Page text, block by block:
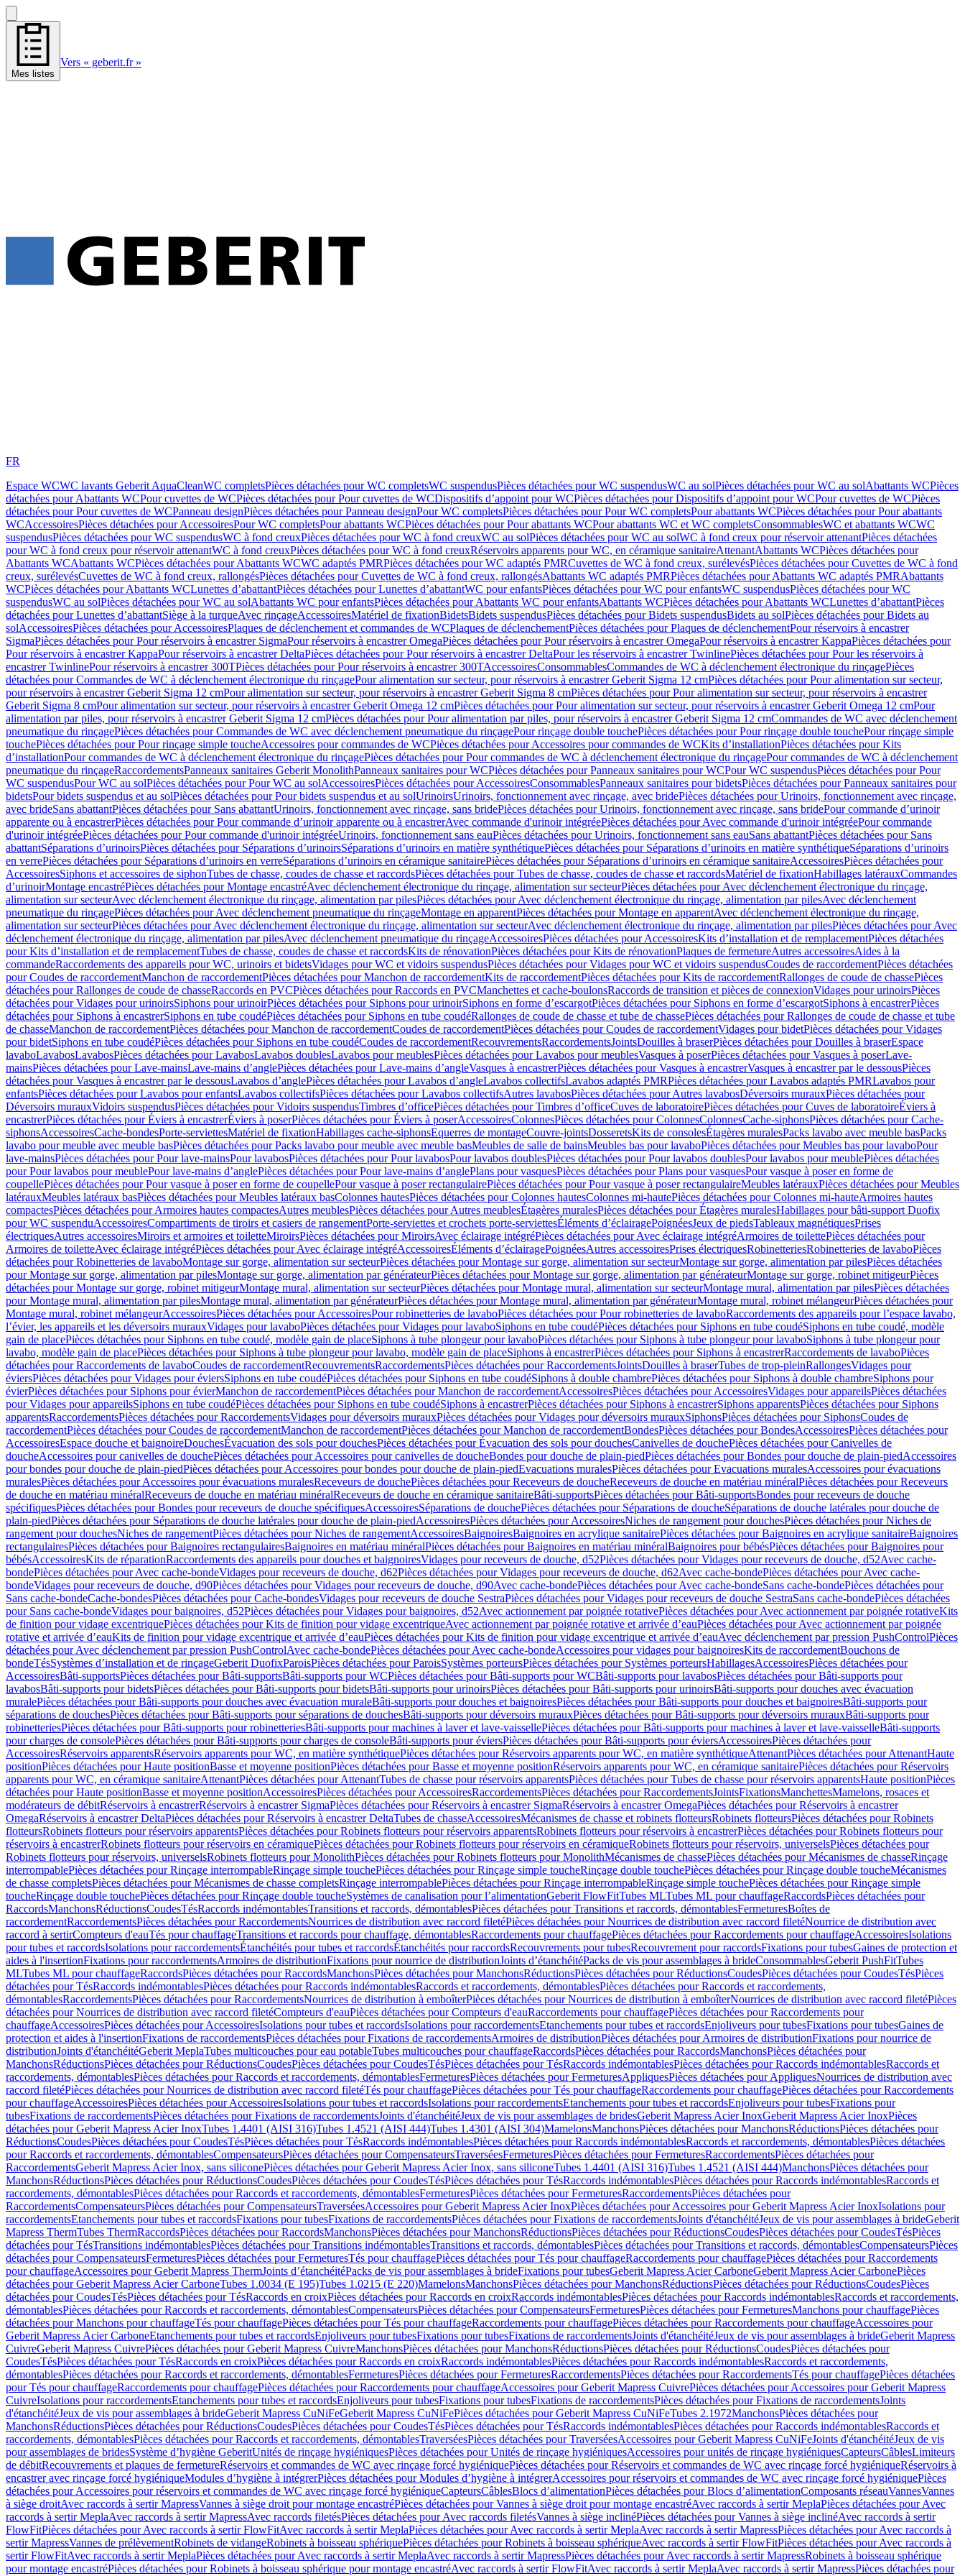
Mes listes
Vers « geberit.fr »
FR
Espace WCWC lavants Geberit AquaCleanWC completsPièces détachées pour WC completsWC suspendusPièces détachées pour WC suspendusWC au solPièces détachées pour WC au solAbattants WCPièces
détachées pour Abattants WCPour cuvettes de WCPièces détachées pour Pour cuvettes de WCDispositifs d’appoint pour WCPièces détachées pour Dispositifs d’appoint pour WCPour cuvettes de WCPièces
détachées pour Pour cuvettes de WCPanneau designPièces détachées pour Panneau designPour WC completsPièces détachées pour Pour WC completsPour abattants WCPièces détachées pour Pour abattants
WCAccessoiresPièces détachées pour AccessoiresPour WC completsPour abattants WCPièces détachées pour Pour abattants WCPour abattants WC et WC completsConsommablesWC et abattants WCWC
suspendusPièces détachées pour WC suspendusWC à fond creuxPièces détachées pour WC à fond creuxWC au solPièces détachées pour WC au solWC à fond creux pour réservoir attenantPièces détachées
pour WC à fond creux pour réservoir attenantWC à fond creuxPièces détachées pour WC à fond creuxRéservoirs apparents pour WC, en céramique sanitaireAttenantAbattants WCPièces détachées pour
Abattants WCAbattants WCPièces détachées pour Abattants WCWC adaptés PMRPièces détachées pour WC adaptés PMRCuvettes de WC à fond creux, surélevésPièces détachées pour Cuvettes de WC à fond
creux, surélevésCuvettes de WC à fond creux, rallongésPièces détachées pour Cuvettes de WC à fond creux, rallongésAbattants WC adaptés PMRPièces détachées pour Abattants WC adaptés PMRAbattants
WCPièces détachées pour Abattants WCLunettes d’abattantPièces détachées pour Lunettes d’abattantWC pour enfantsPièces détachées pour WC pour enfantsWC suspendusPièces détachées pour WC
suspendusWC au solPièces détachées pour WC au solAbattants WC pour enfantsPièces détachées pour Abattants WC pour enfantsAbattants WCPièces détachées pour Abattants WCLunettes d’abattantPièces
détachées pour Lunettes d’abattantSiège à la turqueAvec rinçageAccessoiresMatériel de fixationBidetsBidets suspendusPièces détachées pour Bidets suspendusBidets au solPièces détachées pour Bidets au
solAccessoiresPièces détachées pour AccessoiresPlaques de déclenchement et commandes de WCPlaques de déclenchementPièces détachées pour Plaques de déclenchementPour réservoirs à encastrer
SigmaPièces détachées pour Pour réservoirs à encastrer SigmaPour réservoirs à encastrer OmegaPièces détachées pour Pour réservoirs à encastrer OmegaPour réservoirs à encastrer KappaPièces détachées pour
Pour réservoirs à encastrer KappaPour réservoirs à encastrer DeltaPièces détachées pour Pour réservoirs à encastrer DeltaPour les réservoirs à encastrer TwinlinePièces détachées pour Pour les réservoirs à
encastrer TwinlinePour réservoirs à encastrer 300TPièces détachées pour Pour réservoirs à encastrer 300TAccessoiresConsommablesCommandes de WC à déclenchement électronique du rinçagePièces
détachées pour Commandes de WC à déclenchement électronique du rinçagePour alimentation sur secteur, pour réservoirs à encastrer Geberit Sigma 12 cmPièces détachées pour Pour alimentation sur secteur,
pour réservoirs à encastrer Geberit Sigma 12 cmPour alimentation sur secteur, pour réservoirs à encastrer Geberit Sigma 8 cmPièces détachées pour Pour alimentation sur secteur, pour réservoirs à encastrer
Geberit Sigma 8 cmPour alimentation sur secteur, pour réservoirs à encastrer Geberit Omega 12 cmPièces détachées pour Pour alimentation sur secteur, pour réservoirs à encastrer Geberit Omega 12 cmPour
alimentation par piles, pour réservoirs à encastrer Geberit Sigma 12 cmPièces détachées pour Pour alimentation par piles, pour réservoirs à encastrer Geberit Sigma 12 cmCommandes de WC avec déclenchement
pneumatique du rinçagePièces détachées pour Commandes de WC avec déclenchement pneumatique du rinçagePour rinçage double touchePièces détachées pour Pour rinçage double touchePour rinçage simple
touchePièces détachées pour Pour rinçage simple toucheAccessoires pour commandes de WCPièces détachées pour Accessoires pour commandes de WCKits d’installationPièces détachées pour Kits
d’installationPour commandes de WC à déclenchement électronique du rinçagePièces détachées pour Pour commandes de WC à déclenchement électronique du rinçagePour commandes de WC à déclenchement
pneumatique du rinçageRaccordementsPanneaux sanitaires Geberit MonolithPanneaux sanitaires pour WCPièces détachées pour Panneaux sanitaires pour WCPour WC suspendusPièces détachées pour Pour
WC suspendusPour WC au solPièces détachées pour Pour WC au solAccessoiresPièces détachées pour AccessoiresConsommablesPanneaux sanitaires pour bidetsPièces détachées pour Panneaux sanitaires pour
bidetsPour bidets suspendus et au solPièces détachées pour Pour bidets suspendus et au solUrinoirsUrinoirs, fonctionnement avec rinçage, avec bridePièces détachées pour Urinoirs, fonctionnement avec rinçage,
avec brideSans abattantPièces détachées pour Sans abattantUrinoirs, fonctionnement avec rinçage, sans bridePièces détachées pour Urinoirs, fonctionnement avec rinçage, sans bridePour commande d’urinoir
apparente ou à encastrerPièces détachées pour Pour commande d’urinoir apparente ou à encastrerAvec commande d'urinoir intégréePièces détachées pour Avec commande d'urinoir intégréePour commande
d'urinoir intégréePièces détachées pour Pour commande d'urinoir intégréeUrinoirs, fonctionnement sans eauPièces détachées pour Urinoirs, fonctionnement sans eauSans abattantPièces détachées pour Sans
abattantSéparations d’urinoirsPièces détachées pour Séparations d’urinoirsSéparations d’urinoirs en matière synthétiquePièces détachées pour Séparations d’urinoirs en matière synthétiqueSéparations d’urinoirs
en verrePièces détachées pour Séparations d’urinoirs en verreSéparations d’urinoirs en céramique sanitairePièces détachées pour Séparations d’urinoirs en céramique sanitaireAccessoiresPièces détachées pour
AccessoiresSiphons et accessoires de siphonTubes de chasse, coudes de chasse et raccordsPièces détachées pour Tubes de chasse, coudes de chasse et raccordsMatériel de fixationHabillages latérauxCommandes
dʼurinoirMontage encastréPièces détachées pour Montage encastréAvec déclenchement électronique du rinçage, alimentation sur secteurPièces détachées pour Avec déclenchement électronique du rinçage,
alimentation sur secteurAvec déclenchement électronique du rinçage, alimentation par pilesPièces détachées pour Avec déclenchement électronique du rinçage, alimentation par pilesAvec déclenchement
pneumatique du rinçagePièces détachées pour Avec déclenchement pneumatique du rinçageMontage en apparentPièces détachées pour Montage en apparentAvec déclenchement électronique du rinçage,
alimentation sur secteurPièces détachées pour Avec déclenchement électronique du rinçage, alimentation sur secteurAvec déclenchement électronique du rinçage, alimentation par pilesPièces détachées pour Avec
déclenchement électronique du rinçage, alimentation par pilesAvec déclenchement pneumatique du rinçageAccessoiresPièces détachées pour AccessoiresKits d’installation et de remplacementPièces détachées
pour Kits d’installation et de remplacementTubes de chasse, coudes de chasse et raccordsKits de rénovationPièces détachées pour Kits de rénovationPlaques de fermetureAutres accessoiresAides à la
commandeRaccordements des appareils pour WC, urinoirs et bidetsVidages pour WC et vidoirs suspendusPièces détachées pour Vidages pour WC et vidoirs suspendusCoudes de raccordementPièces détachées
pour Coudes de raccordementManchon de raccordementPièces détachées pour Manchon de raccordementKits de raccordementPièces détachées pour Kits de raccordementRallonges de coude de chassePièces
détachées pour Rallonges de coude de chasseRaccords en PVCPièces détachées pour Raccords en PVCManchettes et cache-boulonsRaccords de transition et pièces de connexionVidages pour urinoirsPièces
détachées pour Vidages pour urinoirsSiphons pour urinoirPièces détachées pour Siphons pour urinoirSiphons en forme d’escargotPièces détachées pour Siphons en forme d’escargotSiphons à encastrerPièces
détachées pour Siphons à encastrerSiphons en tube coudéPièces détachées pour Siphons en tube coudéRallonges de coude de chasse et tube de chassePièces détachées pour Rallonges de coude de chasse et tube
de chasseManchon de raccordementPièces détachées pour Manchon de raccordementCoudes de raccordementPièces détachées pour Coudes de raccordementVidages pour bidetPièces détachées pour Vidages
pour bidetSiphons en tube coudéPièces détachées pour Siphons en tube coudéCoudes de raccordementRecouvrementsRaccordementsJointsDouilles à braserPièces détachées pour Douilles à braserEspace
lavaboLavabosLavabosPièces détachées pour LavabosLavabos doublesLavabos pour meublesPièces détachées pour Lavabos pour meublesVasques à poserPièces détachées pour Vasques à poserLave-
mainsPièces détachées pour Lave-mainsLave-mains d’anglePièces détachées pour Lave-mains d’angleVasques à encastrerPièces détachées pour Vasques à encastrerVasques à encastrer par le dessousPièces
détachées pour Vasques à encastrer par le dessousLavabos d’anglePièces détachées pour Lavabos d’angleLavabos collectifsLavabos adaptés PMRPièces détachées pour Lavabos adaptés PMRLavabos pour
enfantsPièces détachées pour Lavabos pour enfantsLavabos collectifsPièces détachées pour Lavabos collectifsAutres lavabosPièces détachées pour Autres lavabosDéversoirs murauxPièces détachées pour
Déversoirs murauxVidoirs suspendusPièces détachées pour Vidoirs suspendusTimbres dʼofficePièces détachées pour Timbres dʼofficeCuves de laboratoirePièces détachées pour Cuves de laboratoireÉviers à
encastrerPièces détachées pour Éviers à encastrerÉviers à poserPièces détachées pour Éviers à poserAccessoiresColonnesPièces détachées pour ColonnesColonnesCache-siphonsPièces détachées pour Cache-
siphonsAccessoiresCache-bondesPorte-serviettesMatériel de fixationHabillages cache-siphonsEquerres de montageCouvre-jointsDosseretsKits de consolesÉtagères muralesPacks lavabo avec meuble basPacks
lavabo pour meuble avec meuble basPièces détachées pour Packs lavabo pour meuble avec meuble basMeubles de salle de bainsMeubles bas pour lavaboPièces détachées pour Meubles bas pour lavaboPour
lave-mainsPièces détachées pour Pour lave-mainsPour lavabosPièces détachées pour Pour lavabosPour lavabos doublesPièces détachées pour Pour lavabos doublesPour lavabos pour meublePièces détachées
pour Pour lavabos pour meublePour lave-mains d’anglePièces détachées pour Pour lave-mains d’anglePlans pour vasquesPièces détachées pour Plans pour vasquesPour vasque à poser en forme de
coupellePièces détachées pour Pour vasque à poser en forme de coupellePour vasque à poser rectangulairePièces détachées pour Pour vasque à poser rectangulaireMeubles latérauxPièces détachées pour Meubles
latérauxMeubles latéraux basPièces détachées pour Meubles latéraux basColonnes hautesPièces détachées pour Colonnes hautesColonnes mi-hautePièces détachées pour Colonnes mi-hauteArmoires hautes
compactesPièces détachées pour Armoires hautes compactesAutres meublesPièces détachées pour Autres meublesÉtagères muralesPièces détachées pour Étagères muralesHabillages pour bâti-support Duofix
pour WC suspenduAccessoiresCompartiments de tiroirs et casiers de rangementPorte-serviettes et crochets porte-serviettesÉléments d’éclairagePoignéesJeux de piedsTableaux magnétiquesPrises
électriquesAutres accessoiresMiroirs et armoires et toiletteMiroirsPièces détachées pour MiroirsAvec éclairage intégréPièces détachées pour Avec éclairage intégréArmoires de toilettePièces détachées pour
Armoires de toiletteAvec éclairage intégréPièces détachées pour Avec éclairage intégréAccessoiresÉléments d’éclairagePoignéesAutres accessoiresPrises électriquesRobinetteriesRobinetteries de lavaboPièces
détachées pour Robinetteries de lavaboMontage sur gorge, alimentation sur secteurPièces détachées pour Montage sur gorge, alimentation sur secteurMontage sur gorge, alimentation par pilesPièces détachées
pour Montage sur gorge, alimentation par pilesMontage sur gorge, alimentation par générateurPièces détachées pour Montage sur gorge, alimentation par générateurMontage sur gorge, robinet mitigeurPièces
détachées pour Montage sur gorge, robinet mitigeurMontage mural, alimentation sur secteurPièces détachées pour Montage mural, alimentation sur secteurMontage mural, alimentation par pilesPièces détachées
pour Montage mural, alimentation par pilesMontage mural, alimentation par générateurPièces détachées pour Montage mural, alimentation par générateurMontage mural, robinet mélangeurPièces détachées pour
Montage mural, robinet mélangeurAccessoiresPièces détachées pour AccessoiresPour robinetteries de lavaboPièces détachées pour Pour robinetteries de lavaboRaccordements des appareils pour l’espace lavabo,
l’évier, les appareils et les déversoirs murauxVidages pour lavaboPièces détachées pour Vidages pour lavaboSiphons en tube coudéPièces détachées pour Siphons en tube coudéSiphons en tube coudé, modèle
gain de placePièces détachées pour Siphons en tube coudé, modèle gain de placeSiphons à tube plongeur pour lavaboPièces détachées pour Siphons à tube plongeur pour lavaboSiphons à tube plongeur pour
lavabo, modèle gain de placePièces détachées pour Siphons à tube plongeur pour lavabo, modèle gain de placeSiphons à encastrerPièces détachées pour Siphons à encastrerRaccordements de lavaboPièces
détachées pour Raccordements de lavaboCoudes de raccordementRecouvrementsRaccordementsPièces détachées pour RaccordementsJointsDouilles à braserTubes de trop-pleinRallongesVidages pour
éviersPièces détachées pour Vidages pour éviersSiphons en tube coudéPièces détachées pour Siphons en tube coudéSiphons à double chambrePièces détachées pour Siphons à double chambreSiphons pour
évierPièces détachées pour Siphons pour évierManchon de raccordementPièces détachées pour Manchon de raccordementAccessoiresPièces détachées pour AccessoiresVidages pour appareilsPièces détachées
pour Vidages pour appareilsSiphons en tube coudéPièces détachées pour Siphons en tube coudéSiphons à encastrerPièces détachées pour Siphons à encastrerSiphons apparentsPièces détachées pour Siphons
apparentsRaccordementsPièces détachées pour RaccordementsVidages pour déversoirs murauxPièces détachées pour Vidages pour déversoirs murauxSiphonsPièces détachées pour SiphonsCoudes de
raccordementPièces détachées pour Coudes de raccordementManchon de raccordementPièces détachées pour Manchon de raccordementBondesPièces détachées pour BondesAccessoiresPièces détachées pour
AccessoiresEspace douche et baignoireDouchesÉvacuation des sols pour douchesPièces détachées pour Évacuation des sols pour douchesCanivelles de douchePièces détachées pour Canivelles de
doucheAccessoires pour canivelles de douchePièces détachées pour Accessoires pour canivelles de doucheBondes pour douche de plain-piedPièces détachées pour Bondes pour douche de plain-piedAccessoires
pour bondes pour douche de plain-piedPièces détachées pour Accessoires pour bondes pour douche de plain-piedEvacuations muralesPièces détachées pour Evacuations muralesAccessoires pour évacuations
muralesPièces détachées pour Accessoires pour évacuations muralesReceveurs de douchePièces détachées pour Receveurs de doucheReceveurs de douche en matériau minéralPièces détachées pour Receveurs
de douche en matériau minéralReceveurs de douche en matériau minéralReceveurs de douche en céramique sanitaireBâti-supportsPièces détachées pour Bâti-supportsBondes pour receveurs de douche
spécifiquesPièces détachées pour Bondes pour receveurs de douche spécifiquesAccessoiresSéparations de douchePièces détachées pour Séparations de doucheSéparations de douche latérales pour douche de
plain-piedPièces détachées pour Séparations de douche latérales pour douche de plain-piedAccessoiresPièces détachées pour AccessoiresNiches de rangement pour douchesPièces détachées pour Niches de
rangement pour douchesNiches de rangementPièces détachées pour Niches de rangementAccessoiresBaignoiresBaignoires en acrylique sanitairePièces détachées pour Baignoires en acrylique sanitaireBaignoires
rectangulairesPièces détachées pour Baignoires rectangulairesBaignoires en matériau minéralPièces détachées pour Baignoires en matériau minéralBaignoires pour bébésPièces détachées pour Baignoires pour
bébésAccessoiresKits de réparationRaccordements des appareils pour douches et baignoiresVidages pour receveurs de douche, d52Pièces détachées pour Vidages pour receveurs de douche, d52Avec cache-
bondePièces détachées pour Avec cache-bondeVidages pour receveurs de douche, d62Pièces détachées pour Vidages pour receveurs de douche, d62Avec cache-bondePièces détachées pour Avec cache-
bondeVidages pour receveurs de douche, d90Pièces détachées pour Vidages pour receveurs de douche, d90Avec cache-bondePièces détachées pour Avec cache-bondeSans cache-bondePièces détachées pour
Sans cache-bondeCache-bondesPièces détachées pour Cache-bondesVidages pour receveurs de douche SestraPièces détachées pour Vidages pour receveurs de douche SestraSans cache-bondePièces détachées
pour Sans cache-bondeVidages pour baignoires, d52Pièces détachées pour Vidages pour baignoires, d52Avec actionnement par poignée rotativePièces détachées pour Avec actionnement par poignée rotativeKits
de finition pour vidage excentriquePièces détachées pour Kits de finition pour vidage excentriqueAvec actionnement par poignée rotative et arrivée d’eauPièces détachées pour Avec actionnement par poignée
rotative et arrivée d’eauKits de finition pour vidage excentrique et arrivée d’eauPièces détachées pour Kits de finition pour vidage excentrique et arrivée d’eauAvec déclenchement par pression PushControlPièces
détachées pour Avec déclenchement par pression PushControlAvec cache-bondePièces détachées pour Avec cache-bondeAccessoires pour vidages pour baignoiresKits de raccordementBouchons de
bondeTésSystèmes d’installation et de rinçageGeberit DuofixParoisPièces détachées pour ParoisSystèmes porteursPièces détachées pour Systèmes porteursHabillagesAccessoiresPièces détachées pour
AccessoiresBâti-supportsPièces détachées pour Bâti-supportsBâti-supports pour WCPièces détachées pour Bâti-supports pour WCBâti-supports pour lavabosPièces détachées pour Bâti-supports pour
lavabosBâti-supports pour bidetsPièces détachées pour Bâti-supports pour bidetsBâti-supports pour urinoirsPièces détachées pour Bâti-supports pour urinoirsBâti-supports pour douches avec évacuation
muralePièces détachées pour Bâti-supports pour douches avec évacuation muraleBâti-supports pour douches et baignoiresPièces détachées pour Bâti-supports pour douches et baignoiresBâti-supports pour
séparations de douchesPièces détachées pour Bâti-supports pour séparations de douchesBâti-supports pour déversoirs murauxPièces détachées pour Bâti-supports pour déversoirs murauxBâti-supports pour
robinetteriesPièces détachées pour Bâti-supports pour robinetteriesBâti-supports pour machines à laver et lave-vaissellePièces détachées pour Bâti-supports pour machines à laver et lave-vaisselleBâti-supports
pour charges de consolePièces détachées pour Bâti-supports pour charges de consoleBâti-supports pour éviersPièces détachées pour Bâti-supports pour éviersAccessoiresPièces détachées pour
AccessoiresRéservoirs apparentsRéservoirs apparents pour WC, en matière synthétiquePièces détachées pour Réservoirs apparents pour WC, en matière synthétiqueAttenantPièces détachées pour AttenantHaute
positionPièces détachées pour Haute positionBasse et moyenne positionPièces détachées pour Basse et moyenne positionRéservoirs apparents pour WC, en céramique sanitairePièces détachées pour Réservoirs
apparents pour WC, en céramique sanitaireAttenantPièces détachées pour AttenantTubes de chasse pour réservoirs apparentsPièces détachées pour Tubes de chasse pour réservoirs apparentsHaute positionPièces
détachées pour Haute positionBasse et moyenne positionAccessoiresPièces détachées pour AccessoiresRaccordementsPièces détachées pour RaccordementsJointsFixationsManchettesMamelons, rosaces et
modérateurs de débitRéservoirs à encastrerRéservoirs à encastrer SigmaPièces détachées pour Réservoirs à encastrer SigmaRéservoirs à encastrer OmegaPièces détachées pour Réservoirs à encastrer
OmegaRéservoirs à encastrer DeltaPièces détachées pour Réservoirs à encastrer DeltaTubes de chasseAccessoiresMécanismes de chasse et robinets flotteursRobinets flotteursPièces détachées pour Robinets
flotteursRobinets flotteurs pour réservoirs apparentsPièces détachées pour Robinets flotteurs pour réservoirs apparentsRobinets flotteurs pour réservoirs à encastrerPièces détachées pour Robinets flotteurs pour
réservoirs à encastrerRobinets flotteurs pour réservoirs en céramiquePièces détachées pour Robinets flotteurs pour réservoirs en céramiqueRobinets flotteurs pour réservoirs, universelsPièces détachées pour
Robinets flotteurs pour réservoirs, universelsRobinets flotteurs pour MonolithPièces détachées pour Robinets flotteurs pour MonolithMécanismes de chassePièces détachées pour Mécanismes de chasseRinçage
interrompablePièces détachées pour Rinçage interrompableRinçage simple touchePièces détachées pour Rinçage simple toucheRinçage double touchePièces détachées pour Rinçage double toucheMécanismes
de chasse completsPièces détachées pour Mécanismes de chasse completsRinçage interrompablePièces détachées pour Rinçage interrompableRinçage simple touchePièces détachées pour Rinçage simple
toucheRinçage double touchePièces détachées pour Rinçage double toucheSystèmes de canalisation pour l’alimentationGeberit FlowFitTubes MLTubes ML pour chauffageRaccordsPièces détachées pour
RaccordsManchonsRéductionsCoudesTésRaccords indémontablesTransitions et raccords, démontablesPièces détachées pour Transitions et raccords, démontablesFermeturesBoîtes de
raccordementRaccordementsPièces détachées pour RaccordementsNourrices de distribution avec raccord filetéPièces détachées pour Nourrices de distribution avec raccord filetéNourrice de distribution avec
raccord à sertirCompteurs d'eauTés pour chauffageTransitions et raccords pour chauffage, démontablesRaccordements pour chauffagePièces détachées pour Raccordements pour chauffageAccessoiresIsolations
pour tubes et raccordsIsolations pour raccordementsÉtanchéités pour tubes et raccordsÉtanchéités pour raccordsRecouvrements pour tubesRecouvrement pour raccordsFixations pour tubesGaines de protection et
aides à l'insertionFixations pour raccordementsArmoires de distributionFixations pour nourrice de distributionJoints d’étanchéitéPacks de vis pour assemblages à brideConsommablesGeberit PushFitTubes
MLTubes ML pour chauffageRaccordsPièces détachées pour RaccordsManchonsPièces détachées pour ManchonsRéductionsPièces détachées pour RéductionsCoudesPièces détachées pour CoudesTésPièces
détachées pour TésRaccords indémontablesPièces détachées pour Raccords indémontablesRaccords et raccordements, démontablesPièces détachées pour Raccords et raccordements,
démontablesRaccordementsPièces détachées pour RaccordementsNourrices de distribution à emboîterPièces détachées pour Nourrices de distribution à emboîterNourrices de distribution avec raccord filetéPièces
détachées pour Nourrices de distribution avec raccord filetéCompteurs d'eauPièces détachées pour Compteurs d'eauRaccordements pour chauffagePièces détachées pour Raccordements pour
chauffageAccessoiresPièces détachées pour AccessoiresIsolations pour tubes et raccordsIsolations pour raccordementsEtanchements pour tubes et raccordsEnjoliveurs pour tubesFixations pour tubesGaines de
protection et aides à l'insertionFixations de raccordementsPièces détachées pour Fixations de raccordementsArmoires de distributionPièces détachées pour Armoires de distributionFixations pour nourrice de
distributionJoints d'étanchéitéGeberit MeplaTubes multicouches pour eau potableTubes multicouches pour chauffageRaccordsPièces détachées pour RaccordsManchonsPièces détachées pour
ManchonsRéductionsPièces détachées pour RéductionsCoudesPièces détachées pour CoudesTésPièces détachées pour TésRaccords indémontablesPièces détachées pour Raccords indémontablesRaccords et
raccordements, démontablesPièces détachées pour Raccords et raccordements, démontablesFermeturesPièces détachées pour FermeturesAppliquesPièces détachées pour AppliquesNourrices de distribution avec
raccord filetéPièces détachées pour Nourrices de distribution avec raccord filetéTés pour chauffagePièces détachées pour Tés pour chauffageRaccordements pour chauffagePièces détachées pour Raccordements
pour chauffageAccessoiresPièces détachées pour AccessoiresIsolations pour tubes et raccordsIsolations pour raccordementsEtanchements pour tubes et raccordsEnjoliveurs pour tubesFixations pour
tubesFixations de raccordementsPièces détachées pour Fixations de raccordementsJoints d'étanchéitéJeux de vis pour assemblages de bridesGeberit Mapress Acier InoxGeberit Mapress Acier InoxPièces
détachées pour Geberit Mapress Acier InoxTubes 1.4401 (AISI 316)Tubes 1.4521 (AISI 444)Tubes 1.4301 (AISI 304)MamelonsManchonsPièces détachées pour ManchonsRéductionsPièces détachées pour
RéductionsCoudesPièces détachées pour CoudesTésPièces détachées pour TésRaccords indémontablesPièces détachées pour Raccords indémontablesRaccords et raccordements, démontablesPièces détachées
pour Raccords et raccordements, démontablesCompensateursPièces détachées pour CompensateursTraverséesFermeturesPièces détachées pour FermeturesRaccordementsPièces détachées pour
RaccordementsGeberit Mapress Acier Inox, sans siliconePièces détachées pour Geberit Mapress Acier Inox, sans siliconeTubes 1.4401 (AISI 316)Tubes 1.4521 (AISI 444)ManchonsPièces détachées pour
ManchonsRéductionsPièces détachées pour RéductionsCoudesPièces détachées pour CoudesTésPièces détachées pour TésRaccords indémontablesPièces détachées pour Raccords indémontablesRaccords et
raccordements, démontablesPièces détachées pour Raccords et raccordements, démontablesFermeturesPièces détachées pour FermeturesRaccordementsPièces détachées pour
RaccordementsCompensateursPièces détachées pour CompensateursTraverséesAccessoires pour Geberit Mapress Acier InoxPièces détachées pour Accessoires pour Geberit Mapress Acier InoxIsolations pour
raccordementsEtanchements pour tubes et raccordsFixations pour tubesFixations de raccordementsPièces détachées pour Fixations de raccordementsJoints d'étanchéitéJeux de vis pour assemblages à brideGeberit
Mapress ThermTubes ThermRaccordsPièces détachées pour RaccordsManchonsPièces détachées pour ManchonsRéductionsPièces détachées pour RéductionsCoudesPièces détachées pour CoudesTésPièces
détachées pour TésTransitions indémontablesPièces détachées pour Transitions indémontablesTransitions et raccords, démontablesPièces détachées pour Transitions et raccords, démontablesCompensateursPièces
détachées pour CompensateursFermeturesPièces détachées pour FermeturesTés pour chauffagePièces détachées pour Tés pour chauffageRaccordements pour chauffagePièces détachées pour Raccordements
pour chauffageAccessoires pour Geberit Mapress ThermJoints d’étanchéitéPacks de vis pour assemblages à brideFixations pour tubesGeberit Mapress Acier CarboneGeberit Mapress Acier CarbonePièces
détachées pour Geberit Mapress Acier CarboneTubes 1.0034 (E 195)Tubes 1.0215 (E 220)MamelonsManchonsPièces détachées pour ManchonsRéductionsPièces détachées pour RéductionsCoudesPièces
détachées pour CoudesTésPièces détachées pour TésRaccords en croixPièces détachées pour Raccords en croixRaccords indémontablesPièces détachées pour Raccords indémontablesRaccords et raccordements,
démontablesPièces détachées pour Raccords et raccordements, démontablesCompensateursPièces détachées pour CompensateursFermeturesPièces détachées pour FermeturesManchons pour chauffagePièces
détachées pour Manchons pour chauffageTés pour chauffagePièces détachées pour Tés pour chauffageRaccordements pour chauffagePièces détachées pour Raccordements pour chauffageAccessoires pour
Geberit Mapress Acier CarboneEtanchements pour tubes et raccordsEnjoliveurs pour tubesFixations pour tubesFixations de raccordementsJoints d'étanchéitéJeux de vis pour assemblages à brideGeberit Mapress
CuivreGeberit Mapress CuivrePièces détachées pour Geberit Mapress CuivreManchonsPièces détachées pour ManchonsRéductionsPièces détachées pour RéductionsCoudesPièces détachées pour
CoudesTésPièces détachées pour TésRaccords en croixPièces détachées pour Raccords en croixRaccords indémontablesPièces détachées pour Raccords indémontablesRaccords et raccordements,
démontablesPièces détachées pour Raccords et raccordements, démontablesFermeturesPièces détachées pour FermeturesRaccordementsPièces détachées pour RaccordementsTés pour chauffagePièces détachées
pour Tés pour chauffageRaccordements pour chauffagePièces détachées pour Raccordements pour chauffageAccessoires pour Geberit Mapress CuivrePièces détachées pour Accessoires pour Geberit Mapress
CuivreIsolations pour raccordementsEtanchements pour tubes et raccordsEnjoliveurs pour tubesFixations pour tubesFixations de raccordementsPièces détachées pour Fixations de raccordementsJoints
d'étanchéitéJeux de vis pour assemblages à brideGeberit Mapress CuNiFeGeberit Mapress CuNiFePièces détachées pour Geberit Mapress CuNiFeTubes 2.1972ManchonsPièces détachées pour
ManchonsRéductionsPièces détachées pour RéductionsCoudesPièces détachées pour CoudesTésPièces détachées pour TésRaccords indémontablesPièces détachées pour Raccords indémontablesRaccords et
raccordements, démontablesPièces détachées pour Raccords et raccordements, démontablesTraverséesPièces détachées pour TraverséesAccessoires pour Geberit Mapress CuNiFeJoints d'étanchéitéJeux de vis
pour assemblages de bridesSystème d’hygiène GeberitUnités de rinçage hygiéniquesPièces détachées pour Unités de rinçage hygiéniquesAccessoires pour unités de rinçage hygiéniquesCapteursCâblesLimiteurs
de débitRecouvrements et plaques de fermetureRéservoirs et commandes de WC avec rinçage forcé hygiéniquePièces détachées pour Réservoirs et commandes de WC avec rinçage forcé hygiéniqueRéservoirs à
encastrer avec rinçage forcé hygiéniqueModules d’hygiène à intégrerPièces détachées pour Modules d’hygiène à intégrerAccessoires pour réservoirs et commandes de WC avec rinçage forcé hygiéniquePièces
détachées pour Accessoires pour réservoirs et commandes de WC avec rinçage forcé hygiéniqueCapteursCâblesBlocs d’alimentationPièces détachées pour Blocs d’alimentationComposants réseauVannesVannes
à siège droitAvec raccords à sertir MapressVannes à siège droit pour montage encastréPièces détachées pour Vannes à siège droit pour montage encastréAvec raccords à sertir MeplaPièces détachées pour Avec
raccords à sertir MeplaAvec raccords à sertir MapressAvec raccords filetésPièces détachées pour Avec raccords filetésVannes à siège inclinéPièces détachées pour Vannes à siège inclinéAvec raccords à sertir
FlowFitPièces détachées pour Avec raccords à sertir FlowFitAvec raccords à sertir MeplaPièces détachées pour Avec raccords à sertir MeplaAvec raccords à sertir MapressPièces détachées pour Avec raccords à
sertir MapressVannes de prélèvementRobinets de vidangeRobinets à boisseau sphériquePièces détachées pour Robinets à boisseau sphériqueAvec raccords à sertir FlowFitPièces détachées pour Avec raccords à
sertir FlowFitAvec raccords à sertir MeplaPièces détachées pour Avec raccords à sertir MeplaAvec raccords à sertir MapressPièces détachées pour Avec raccords à sertir MapressRobinets à boisseau sphérique
pour montage encastréPièces détachées pour Robinets à boisseau sphérique pour montage encastréAvec raccords à sertir FlowFitAvec raccords à sertir MeplaAvec raccords à sertir MapressPièces détachées pour